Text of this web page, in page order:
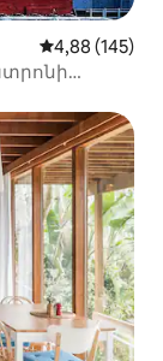
Միջին
4,88 (145)